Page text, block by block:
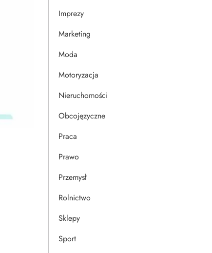
Imprezy
Marketing
Moda
Motoryzacja
Nieruchomości
Obcojęzyczne
Praca
Prawo
Przemysł
Rolnictwo
Sklepy
Sport